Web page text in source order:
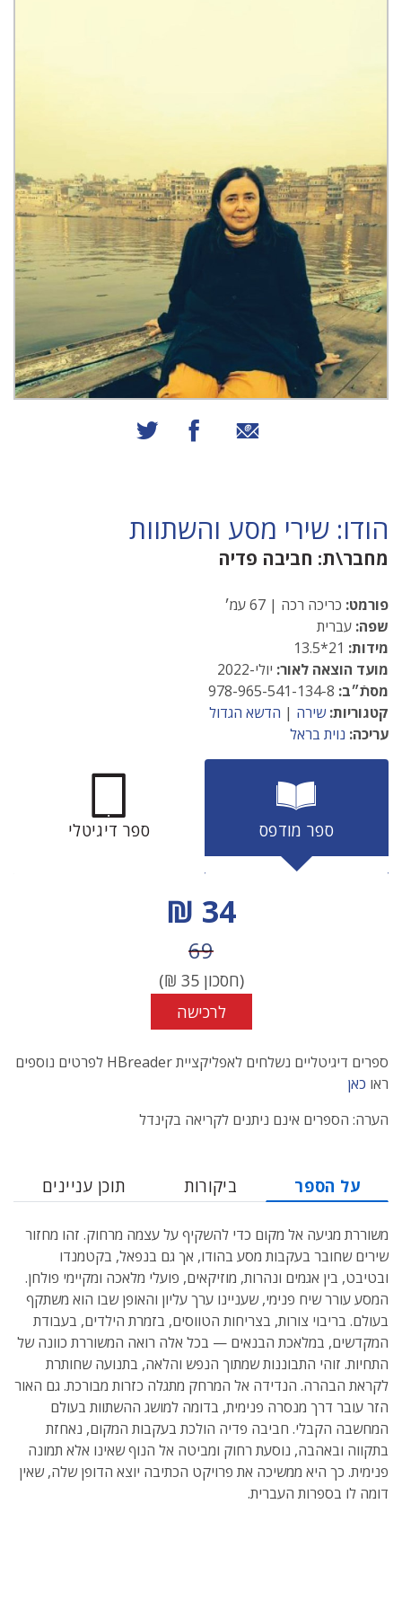
שיתוף באמצעות אימייל
שיתוף בפייסבוק
הודו: שירי מסע והשתוות
מחבר\ת: חביבה פדיה
פורמט: כריכה רכה | 67 עמ׳
שפה: עברית
מידות:
מועד הוצאה לאור: יולי-2022
מסתֿ״ב:
קטגוריות: שירה | הדשא הגדול
עריכה: נוית בראל
ספר מודפס ספר דיגיטלי
מחיר הנחה
34 ₪
מחיר לפני הנחה
69
(חסכון35
₪)
לרכישה
ספרים דיגיטליים נשלחים לאפליקציית HBreader לפרטים נוספים
ראו כאן
הערה: הספרים אינם ניתנים לקריאה בקינדל
על הספר ביקורות תוכן עניינים
משוררת מגיעה אל מקום כדי להשקיף על עצמה מרחוק. זהו מחזור
שירים שחובר בעקבות מסע בהודו, אך גם בנפאל, בקטמנדו
ובטיבט, בין אגמים ונהרות, מוזיקאים, פועלי מלאכה ומקיימי פולחן.
המסע עורר שיח פנימי, שעניינו ערך עליון והאופן שבו הוא משתקף
בעולם. בריבוי צורות, בצריחות הטווסים, בזמרת הילדים, בעבודת
המקדשים, במלאכת הבנאים — בכל אלה רואה המשוררת כוונה של
התחיות. זוהי התבוננות שמתוך הנפש והלאה, בתנועה שחותרת
לקראת הבהרה. הנדידה אל המרחק מתגלה כזרות מבורכת. גם האור
הזר עובר דרך מנסרה פנימית, בדומה למושג ההשתוות בעולם
המחשבה הקבלי. חביבה פדיה הולכת בעקבות המקום, נאחזת
בתקווה ובאהבה, נוסעת רחוק ומביטה אל הנוף שאינו אלא תמונה
פנימית. כך היא ממשיכה את פרויקט הכתיבה יוצא הדופן שלה, שאין
דומה לו בספרות העברית.